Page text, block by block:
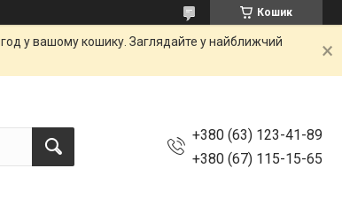
Кошик
у вашому кошику. Заглядайте у найближчий
+380 (63) 123-41-89
+380 (67) 115-15-65